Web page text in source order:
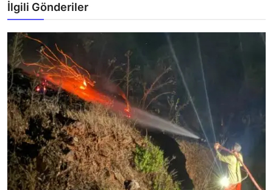
İlgili Gönderiler